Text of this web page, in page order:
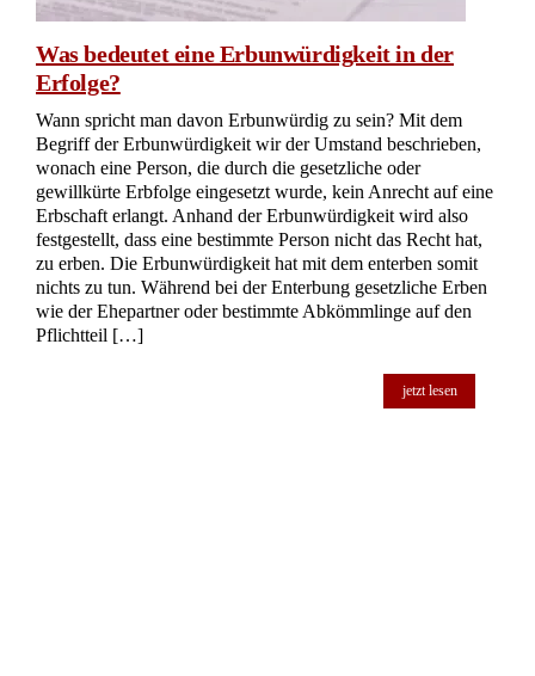
Was bedeutet eine Erbunwürdigkeit in der
Erfolge?
Wann spricht man davon Erbunwürdig zu sein? Mit dem
Begriff der Erbunwürdigkeit wir der Umstand beschrieben,
wonach eine Person, die durch die gesetzliche oder
gewillkürte Erbfolge eingesetzt wurde, kein Anrecht auf eine
Erbschaft erlangt. Anhand der Erbunwürdigkeit wird also
festgestellt, dass eine bestimmte Person nicht das Recht hat,
zu erben. Die Erbunwürdigkeit hat mit dem enterben somit
nichts zu tun. Während bei der Enterbung gesetzliche Erben
wie der Ehepartner oder bestimmte Abkömmlinge auf den
Pflichtteil […]
jetzt lesen